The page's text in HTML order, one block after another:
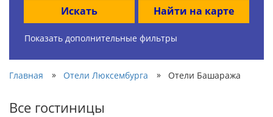
Искать Найти на карте
Показать дополнительные фильтры
Главная » Отели Люксембурга » Отели Башаража
Все гостиницы